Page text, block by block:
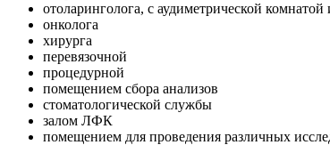
отоларинголога, с аудиметрической
онколога
хирурга
перевязочной
процедурной
помещением сбора анализов
стоматологической службы
залом ЛФК
помещением для проведения различных